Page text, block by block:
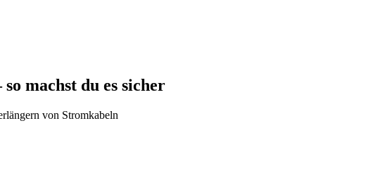
machst du es sicher
von Stromkabeln